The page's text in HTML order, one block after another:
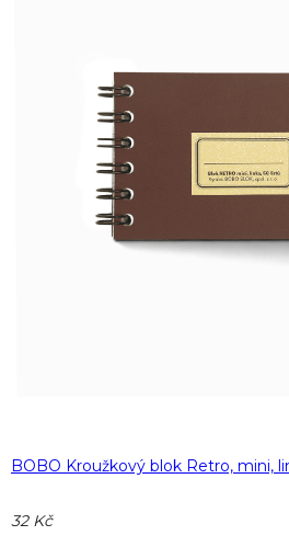
BOBO Kroužkový blok Retro, mini,
32 Kč